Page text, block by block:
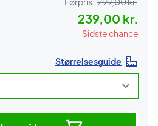
239,00 kr.
Sidste chance
Størrelsesguide